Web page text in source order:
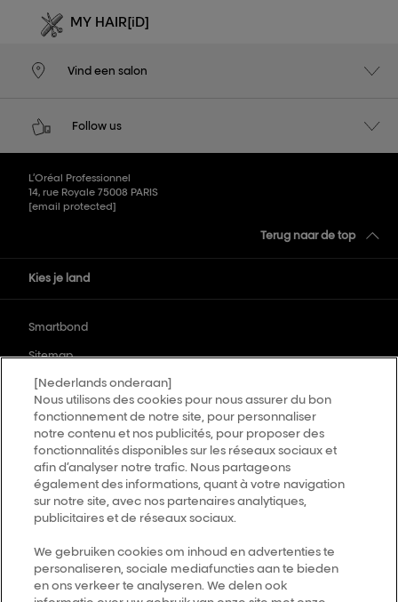
MY HAIR[iD]
Vind een salon
Follow us
L’Oréal Professionnel
14, rue Royale 75008 PARIS
[email protected]
Terug naar de top
Kies je land
Smartbond
Sitemap
Algemene voorwaarden
Privacybeleid
Over Ons
Cookie Settings
AirLight Pro Terms & Conditions
[Nederlands onderaan]
Nous utilisons des cookies pour nous assurer du bon
fonctionnement de notre site, pour personnaliser
notre contenu et nos publicités, pour proposer des
fonctionnalités disponibles sur les réseaux sociaux et
afin d’analyser notre trafic. Nous partageons
également des informations, quant à votre navigation
sur notre site, avec nos partenaires analytiques,
publicitaires et de réseaux sociaux.
We gebruiken cookies om inhoud en advertenties te
personaliseren, sociale mediafuncties aan te bieden
en ons verkeer te analyseren. We delen ook